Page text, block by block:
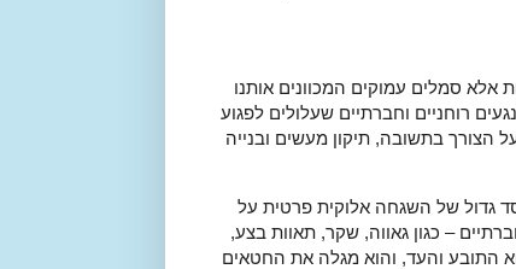
אלא סמלים עמוקים המכוונים אותנו
רוחניים וחברתיים שעלולים לפגוע
הצורך בתשובה, תיקון מעשים ובנייה
גדול של השגחה אלוקית פרטית על
– כגון גאווה, שקר, תאוות בצע,
התובע והעד, והוא מגלה את החטאים